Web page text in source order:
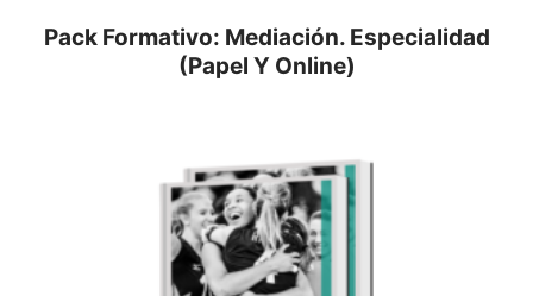
Pack Formativo: Mediación. Especialidad
(Papel Y Online)